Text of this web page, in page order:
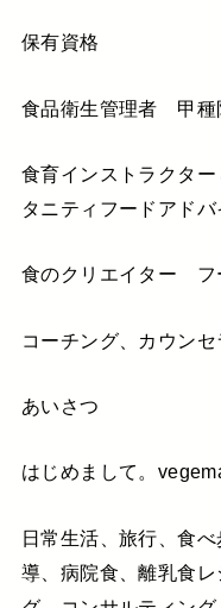
保有資格
食品衛生管理者 甲種
食育インストラクタ
タニティフードアドバ
食のクリエイター フ
コーチング、カウン
あいさつ
はじめまして。
日常生活、旅行、食
導、病院食、離乳食